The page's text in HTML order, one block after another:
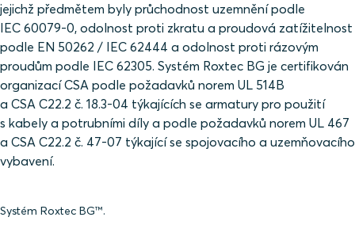
jejichž předmětem byly průchodnost uzemnění podle
IEC 60079-0, odolnost proti zkratu a proudová zatížitelnost
podle EN 50262 / IEC 62444 a odolnost proti rázovým
proudům podle IEC 62305. Systém Roxtec BG je certifikován
organizací CSA podle požadavků norem UL 514B
a CSA C22.2 č. 18.3-04 týkajících se armatury pro použití
s kabely a potrubními díly a podle požadavků norem UL 467
a CSA C22.2 č. 47-07 týkající se spojovacího a uzemňovacího
vybavení.
Systém Roxtec BG™.